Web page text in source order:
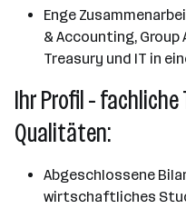
Enge
& Accounting,
Treasury und IT in
Ihr Profil -
Qualitäten:
Abgeschlossene
wirtschaftliches